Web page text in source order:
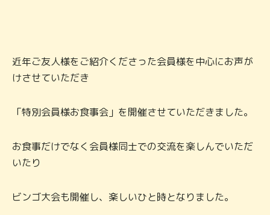
近年ご友人様をご紹介くださった会員様を中心にお声が
けさせていただき
「特別会員様お食事会」を開催させていただきました。
お食事だけでなく会員様同士での交流を楽しんでいただ
いたり
ビンゴ大会も開催し、楽しいひと時となりました。